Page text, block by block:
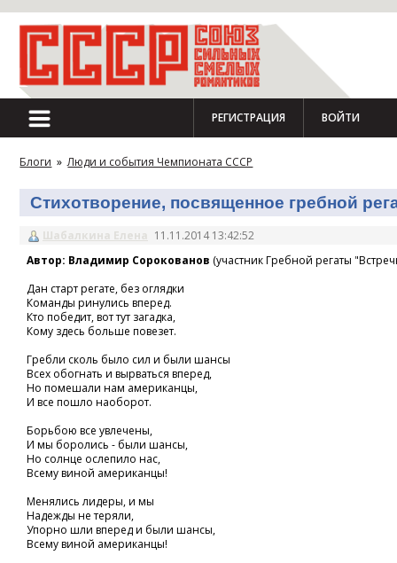
РЕГИСТРАЦИЯ ВОЙТИ
Блоги » Люди и события Чемпионата СССР
Стихотворение, посвященное гребной
Шабалкина Елена 11.11.2014 13:42:52
Автор: Владимир Сорокованов (участник Гребной регаты
Дан старт регате, без оглядки
Команды ринулись вперед.
Кто победит, вот тут загадка,
Кому здесь больше повезет.
Гребли сколь было сил и были шансы
Всех обогнать и вырваться вперед,
Но помешали нам американцы,
И все пошло наоборот.
Борьбою все увлечены,
И мы боролись - были шансы,
Но солнце ослепило нас,
Всему виной американцы!
Менялись лидеры, и мы
Надежды не теряли,
Упорно шли вперед и были шансы,
Всему виной американцы!